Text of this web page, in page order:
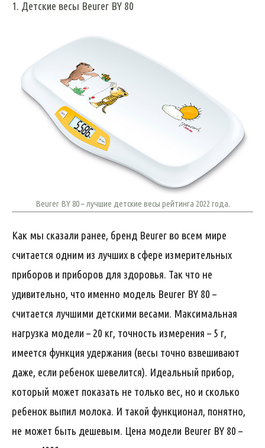
1. Детские весы Beurer BY 80
Beurer BY 80 – лучшие детские весы рейтинга 2022 года.
Как мы сказали ранее, бренд Beurer во всем мире
считается одним из лучших в сфере измерительных
приборов и приборов для здоровья. Так что не
удивительно, что именно модель Beurer BY 80 –
считается лучшими детскими весами. Максимальная
нагрузка модели – 20 кг, точность измерения – 5 г,
имеется функция удержания (весы точно взвешивают
даже, если ребенок шевелится). Идеальный прибор,
который может показать не только вес, но и сколько
ребенок выпил молока. И такой функционал, понятно,
не может быть дешевым. Цена модели Beurer BY 80 –